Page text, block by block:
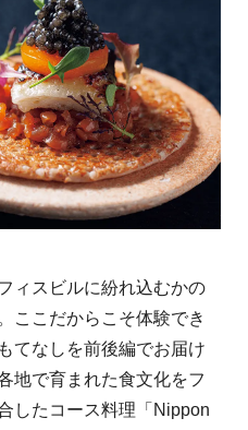
ィスビルに紛れ込むかの
ここだからこそ体験でき
てなしを前後編でお届け
地で育まれた食文化をフ
したコース料理「Nippon